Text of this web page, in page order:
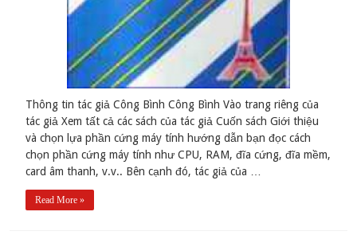
Thông tin tác giả Công Bình Công Bình Vào trang riêng của
tác giả Xem tất cả các sách của tác giả Cuốn sách Giới thiệu
và chọn lựa phần cứng máy tính hướng dẫn bạn đọc cách
chọn phần cứng máy tính như CPU, RAM, đĩa cứng, đĩa mềm,
card âm thanh, v.v.. Bên cạnh đó, tác giả của …
Read More »